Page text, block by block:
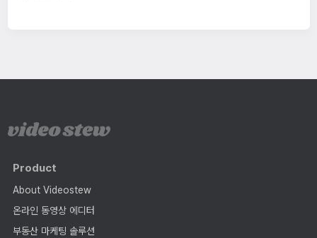
Product
About Videostew
온라인 동영상 에디터
부동산 마케팅 솔루션